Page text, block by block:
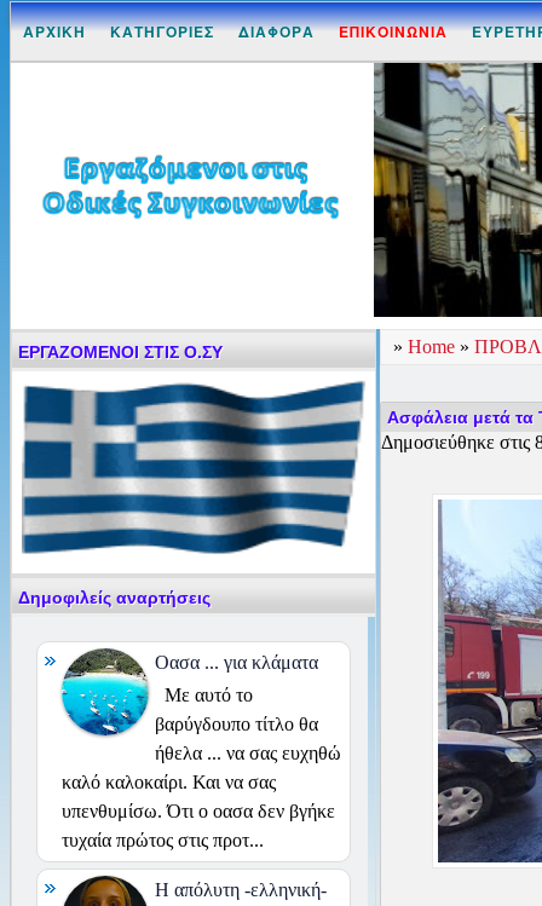
ΑΡΧΙΚΗ ΚΑΤΗΓΟΡΙΕΣ ΔΙΑΦΟΡΑ ΕΠΙΚΟΙΝΩΝΙΑ
» Home »
Ασφάλεια μετά τα
Δημοσιεύθηκε στις
ΕΡΓΑΖΟΜΕΝΟΙ ΣΤΙΣ Ο.ΣΥ
Δημοφιλείς αναρτήσεις
Οασα ... για κλάματα
Με αυτό το
βαρύγδουπο τίτλο θα
ήθελα ... να σας ευχηθώ
καλό καλοκαίρι. Και να σας
υπενθυμίσω. Ότι ο οασα δεν βγήκε
τυχαία πρώτος στις προτ...
H απόλυτη -ελληνική-